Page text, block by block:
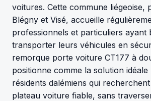
voitures. Cette commune liégeoise,
Blégny et Visé, accueille
professionnels et particuliers ayant
transporter leurs véhicules en
remorque porte voiture CT177 à
positionne comme la solution
résidents dalémiens qui
plateau voiture fiable, sans